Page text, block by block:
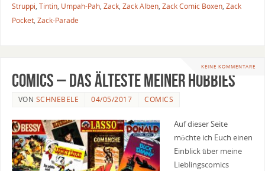
Struppi, Tintin, Umpah-Pah, Zack, Zack Alben, Zack Comic Boxen, Zack
Pocket, Zack-Parade
KEINE KOMMENTARE
Comics – Das älteste meiner Hobbies
VON SCHNEBELE 04/05/2017 COMICS
Auf dieser Seite
möchte ich Euch einen
Einblick über meine
Lieblingscomics